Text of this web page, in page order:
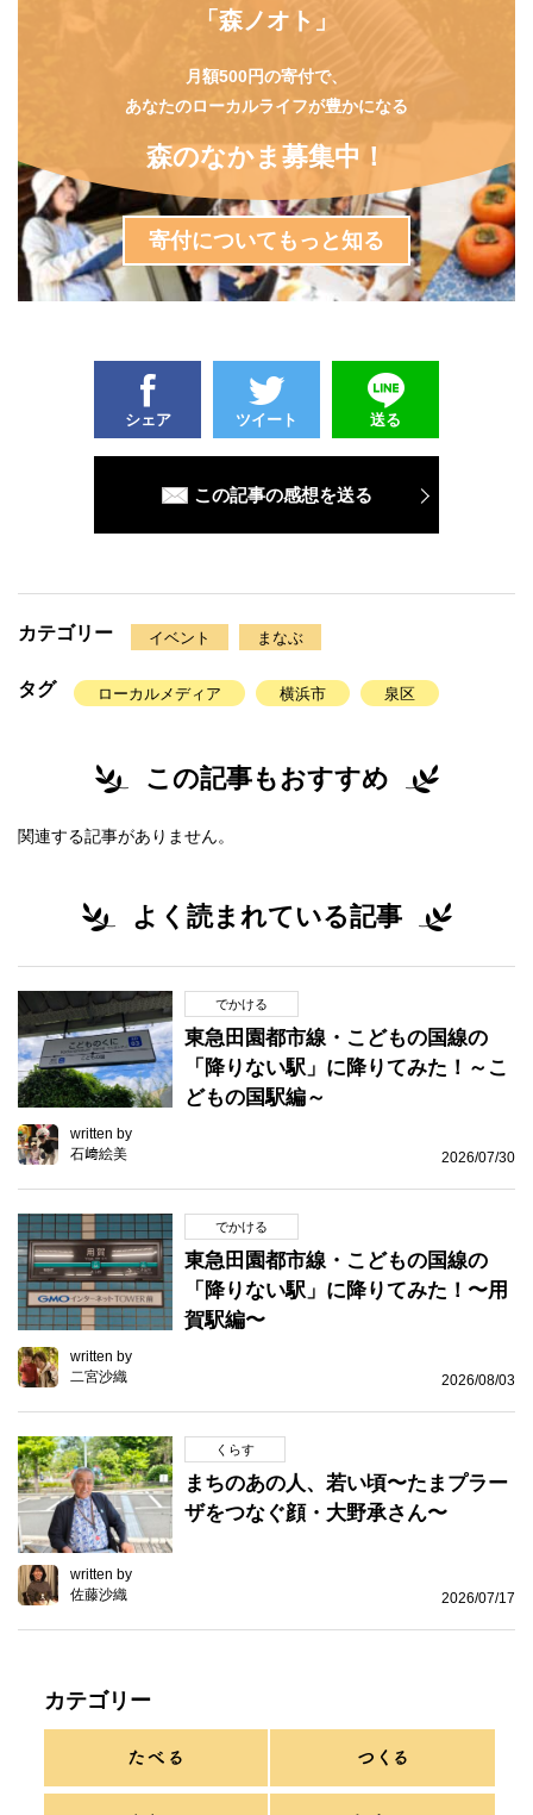
「森ノオト」
月額500円の寄付で、
あなたのローカルライフが豊かになる
森のなかま募集中！
寄付についてもっと知る
シェア ツイート 送る
この記事の感想を送る
カテゴリー イベント まなぶ
タグ ローカルメディア 横浜市 泉区
この記事もおすすめ
関連する記事がありません。
よく読まれている記事
でかける
東急田園都市線・こどもの国線の
「降りない駅」に降りてみた！～こ
どもの国駅編～
written by
石﨑絵美
2026/07/30
でかける
東急田園都市線・こどもの国線の
「降りない駅」に降りてみた！〜用
賀駅編〜
written by
二宮沙織
2026/08/03
くらす
まちのあの人、若い頃〜たまプラー
ザをつなぐ顔・大野承さん〜
written by
佐藤沙織
2026/07/17
カテゴリー